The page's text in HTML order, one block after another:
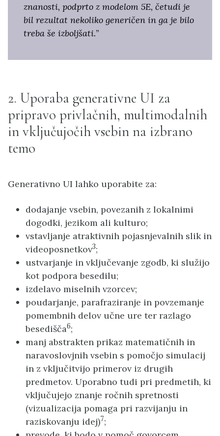
znanosti, podprto z modelom 5E, četudi je
bil rezultat nekoliko generičen in ga je bilo
treba še izboljšati.”
2. Uporaba generativne UI za
pripravo privlačnih, multimodalnih
in vključujočih vsebin na izbrano
temo
Generativno UI lahko uporabite za:
dodajanje vsebin, povezanih z lokalnimi
dogodki, jezikom ali kulturo;
vstavljanje atraktivnih pojasnjevalnih slik in
videoposnetkov3;
ustvarjanje in vključevanje zgodb, ki služijo
kot podpora besedilu;
izdelavo miselnih vzorcev;
poudarjanje, parafraziranje in povzemanje
pomembnih delov učne ure ter razlago
besedišča6;
manj abstrakten prikaz matematičnih in
naravoslovjnih vsebin s pomočjo simulacij
in z vključitvijo primerov iz drugih
predmetov. Uporabno tudi pri predmetih, ki
vključujejo znanje ročnih spretnosti
(vizualizacija pomaga pri razvijanju in
raziskovanju idej)7;